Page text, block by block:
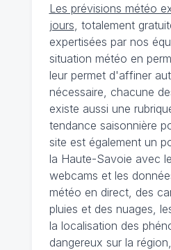
Les prévisions météo
jours , totalement
expertisées par nos
situation météo en
leur permet d'affiner
nécessaire, chacune
existe aussi une
tendance saisonnière
site est également un
la Haute-Savoie avec
webcams et les
météo en direct, des
pluies et des nuages,
la localisation des
dangereux sur la